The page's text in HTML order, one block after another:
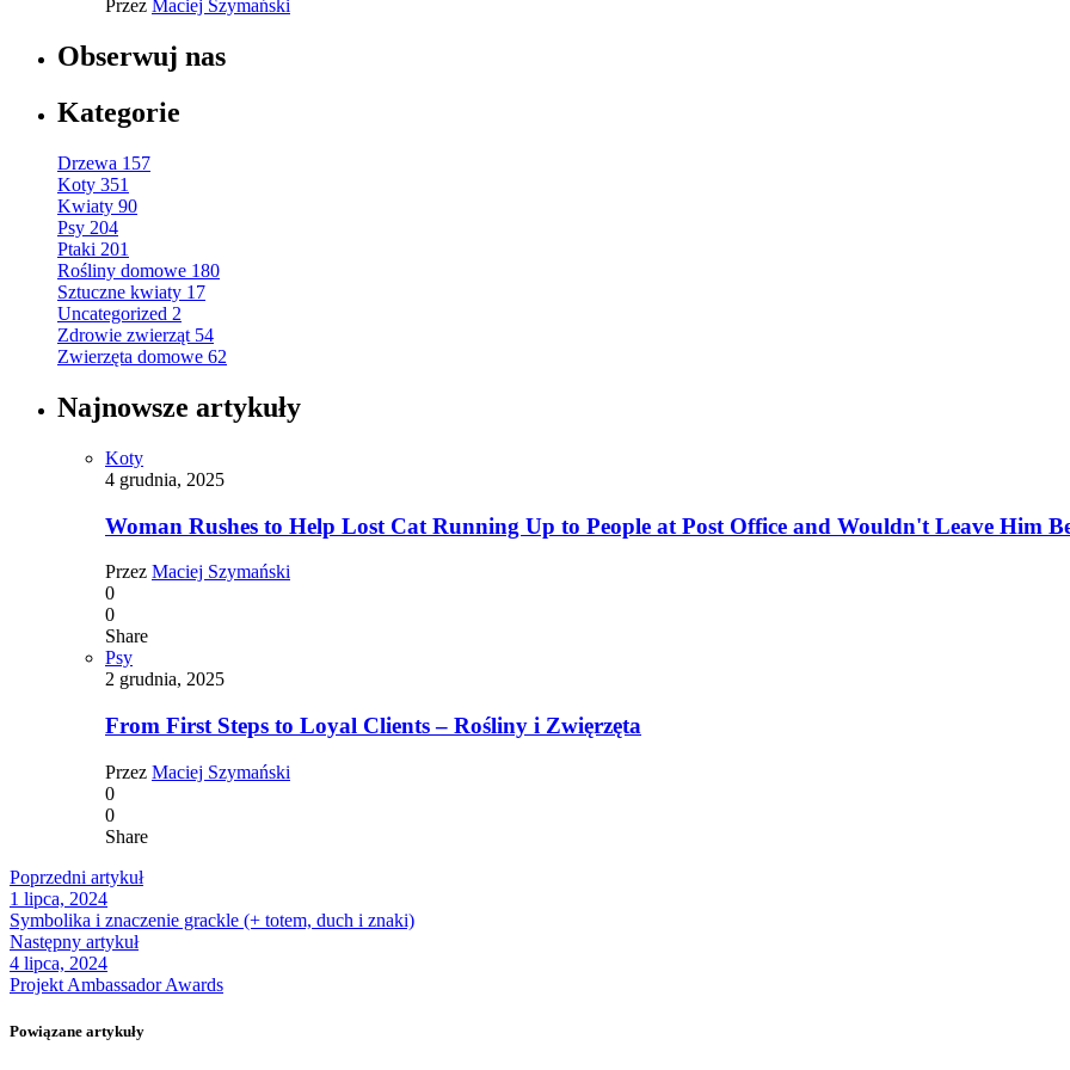
Przez Maciej Szymański
Obserwuj nas
Kategorie
Drzewa 157
Koty 351
Kwiaty 90
Psy 204
Ptaki 201
Rośliny domowe 180
Sztuczne kwiaty 17
Uncategorized 2
Zdrowie zwierząt 54
Zwierzęta domowe 62
Najnowsze artykuły
Koty
4 grudnia, 2025
Woman Rushes to Help Lost Cat Running Up to People at Post Office and Wouldn't Leave Him
Przez Maciej Szymański
0
0
Share
Psy
2 grudnia, 2025
From First Steps to Loyal Clients – Rośliny i Zwięrzęta
Przez Maciej Szymański
0
0
Share
Poprzedni artykuł
1 lipca, 2024
Symbolika i znaczenie grackle (+ totem, duch i znaki)
Następny artykuł
4 lipca, 2024
Projekt Ambassador Awards
Powiązane artykuły